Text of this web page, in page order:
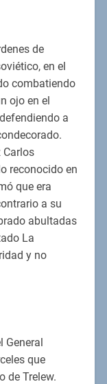
de
en el
combatiendo
ojo en el
a
Carlos
reconocido en
que era
a su
abultadas
La
y no
General
que
de Trelew.